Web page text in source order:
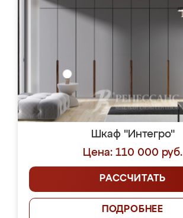
Шкаф "Интегро"
Цена: 110 000 руб.
РАССЧИТАТЬ
ПОДРОБНЕЕ